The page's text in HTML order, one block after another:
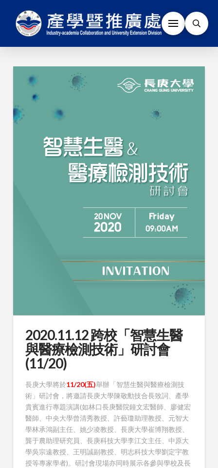
2020.11.12 跨校「智慧生醫
與醫療檢測技術」研討會
(11/20)
長庚大學將於11/20(五)舉辦「智慧生醫與醫療檢測技
術」研討會，將邀請長庚大學陳敬勳技合長致詞、產學
貴賓進行專題演講(如林口長庚醫院鐘文宏醫師、廖健宏
醫師、中央大學曾清秀教授、許藝瓊助理教授、元智大
學林承鴻副主任、姚少凌教授、長庚大學崔博翔教授、
龔于農助理研究員、長庚科技大學李江文主任、中原大
學吳宗遠教授、王明誠副教授、明志科技大學劉定宇教
授等專家學者)。研討會現場亦同時展示各參與學校及長